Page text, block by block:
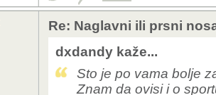
Re: Naglavni ili prsni
dxdandy kaže...
Sto je po vama bolje
Znam da ovisi i o